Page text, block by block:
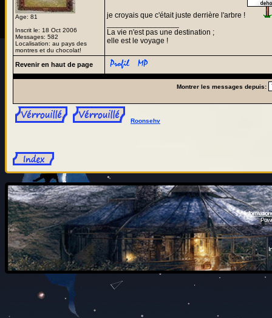
Age: 81
Inscrit le: 18 Oct 2006
Messages: 582
Localisation: au pays des
montres et du chocolat!
je croyais que c'était juste derrière l'arbre !
La vie n'est pas une destination ;
elle est le voyage !
Revenir en haut de page
Montrer les messages depuis:
Roonsehv